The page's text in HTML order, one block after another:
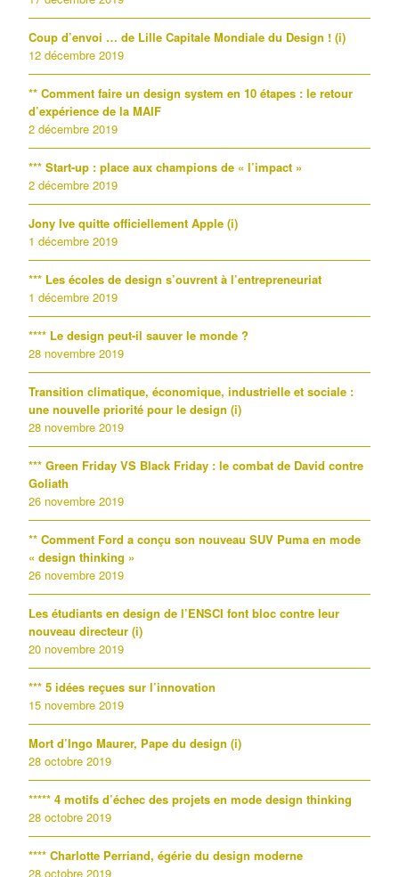
Coup d’envoi … de Lille Capitale Mondiale du Design ! (i)
12 décembre 2019
** Comment faire un design system en 10 étapes : le retour
d’expérience de la MAIF
2 décembre 2019
*** Start-up : place aux champions de « l’impact »
2 décembre 2019
Jony Ive quitte officiellement Apple (i)
1 décembre 2019
*** Les écoles de design s’ouvrent à l’entrepreneuriat
1 décembre 2019
**** Le design peut-il sauver le monde ?
28 novembre 2019
Transition climatique, économique, industrielle et sociale :
une nouvelle priorité pour le design (i)
28 novembre 2019
*** Green Friday VS Black Friday : le combat de David contre
Goliath
26 novembre 2019
** Comment Ford a conçu son nouveau SUV Puma en mode
« design thinking »
26 novembre 2019
Les étudiants en design de l’ENSCI font bloc contre leur
nouveau directeur (i)
20 novembre 2019
*** 5 idées reçues sur l’innovation
15 novembre 2019
Mort d’Ingo Maurer, Pape du design (i)
28 octobre 2019
***** 4 motifs d’échec des projets en mode design thinking
28 octobre 2019
**** Charlotte Perriand, égérie du design moderne
28 octobre 2019